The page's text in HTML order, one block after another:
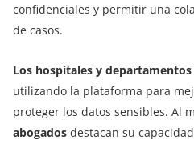
confidenciales y permitir una
de casos.
Los hospitales y
utilizando la plataforma para
proteger los datos sensibles. Al
abogados destacan su